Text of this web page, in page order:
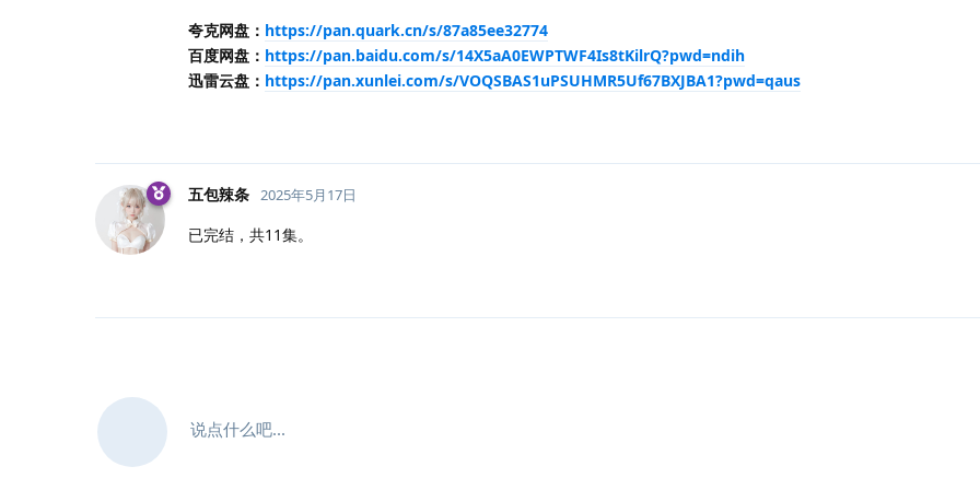
夸克网盘： https://pan.quark.cn/s/87a85ee32774
百度网盘： https://pan.baidu.com/s/14X5aA0EWPTWF4Is8tKilrQ?pwd=ndih
迅雷云盘： https://pan.xunlei.com/s/VOQSBAS1uPSUHMR5Uf67BXJBA1?pwd=qaus
五包辣条 2025年5月17日
已完结，共11集。
说点什么吧...